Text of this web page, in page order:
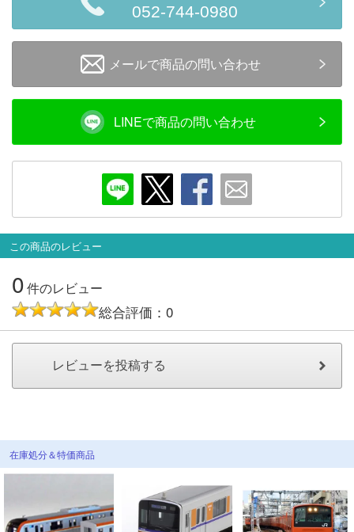
鉄道模型の情報 商品レビュー
メルマガ登録
Infomation
ご注文方法
お問い合せ
ログイン/マイページ
お気に入りリスト
会社概要
レビューについて
052-744-0980
メールで商品の問い合わせ
LINEで商品の問い合わせ
この商品のレビュー
0件のレビュー
総合評価：0
在庫処分＆特価商品